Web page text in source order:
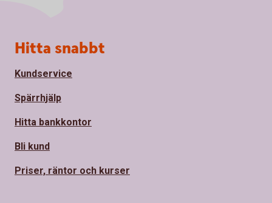
Sidfot
Hitta snabbt
Kundservice
Spärrhjälp
Hitta bankkontor
Bli kund
Priser, räntor och kurser